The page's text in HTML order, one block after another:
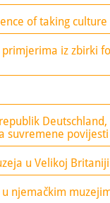
of taking
iz zbirki
suvremene povijesti
u Velikoj Britaniji
njemačkim